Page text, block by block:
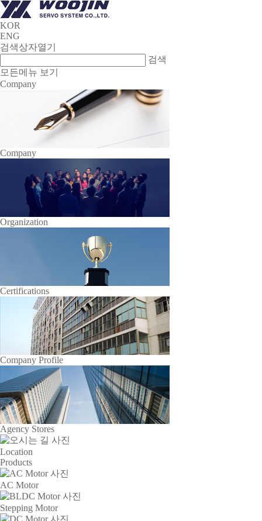
KOR
ENG
검색상자열기
검색
모든메뉴 보기
Company
Company
Organization
Certifications
Company Profile
Agency Stores
Location
Products
AC Motor
Stepping Motor